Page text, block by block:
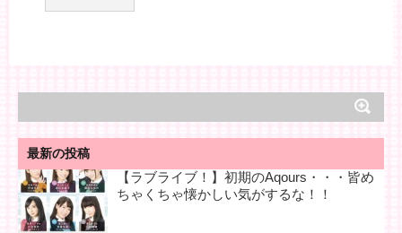
最新の投稿
【ラブライブ！】初期のAqours・・・皆め
ちゃくちゃ懐かしい気がするな！！